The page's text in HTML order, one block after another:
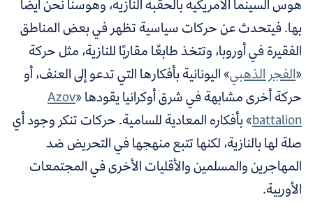
بها. فيتحدث عن حركات سياسية تظهر في بعض المناطق
الفقيرة في أوروبا، وتتخذ طابعًا مقاربًا للنازية، مثل حركة
«الفجر الذهبي» اليونانية بأفكارها التي تدعو إلى العنف، أو
حركة أخرى مشابهة في شرق أوكرانيا يقودها «Azov
battalion» بأفكاره المعادية للسامية. حركات تنكر وجود أي
صلة لها بالنازية، لكنها تتبع منهجها في التحريض ضد
المهاجرين والمسلمين والأقليات الأخرى في المجتمعات
الأوربية.